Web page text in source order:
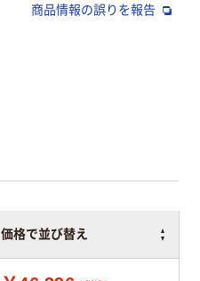
商品情報の誤りを報告
価格で並び替え